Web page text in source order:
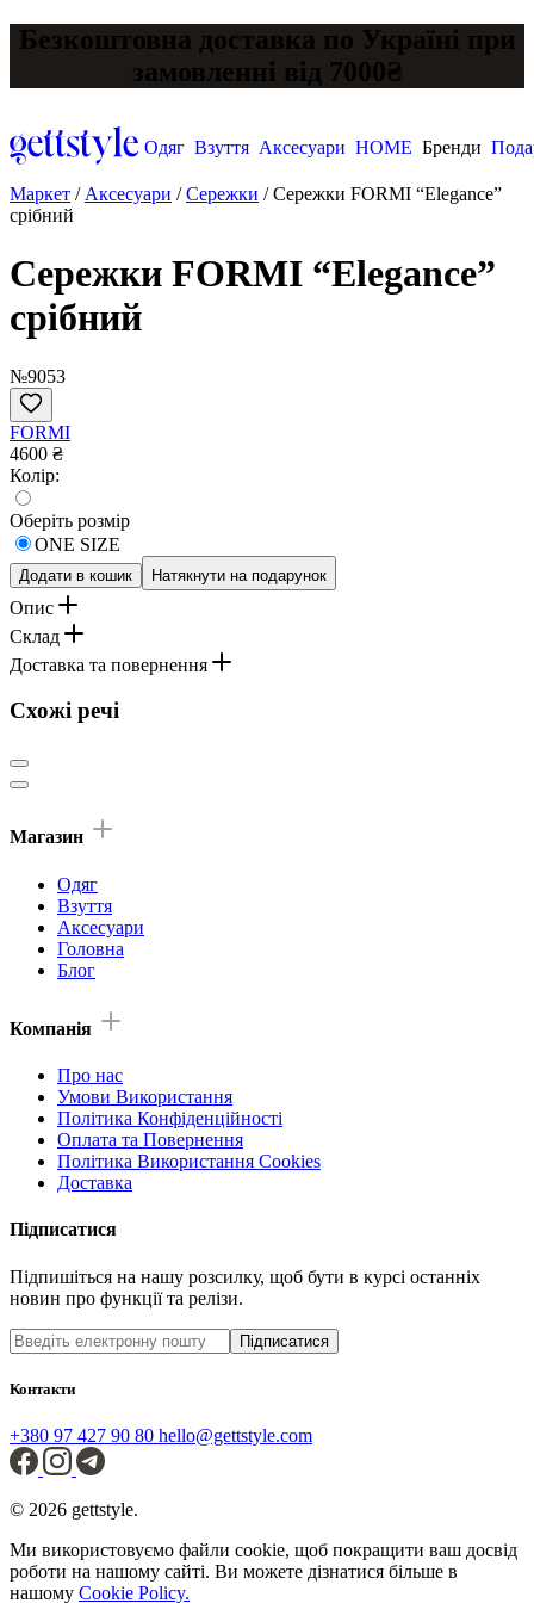
Безкоштовна доставка по Україні при
замовленні від 7000₴
Одяг Взуття Аксесуари HOME Бренди
Маркет / Аксесуари /Сережки /Сережки FORMI “Elegance”
срібний
Сережки FORMI “Elegance”
срібний
№9053
FORMI
4600 ₴
Колір:
Оберіть розмір
ONE SIZE
Додати в кошик Натякнути на подарунок
Опис
Склад
Доставка та повернення
Схожі речі
Магазин
Одяг
Взуття
Аксесуари
Головна
Блог
Компанія
Про нас
Умови Використання
Політика Конфіденційності
Оплата та Повернення
Політика Використання Cookies
Доставка
Підписатися
Підпишіться на нашу розсилку, щоб бути в курсі останніх
новин про функції та релізи.
Підписатися
Контакти
+380 97 427 90 80 hello@gettstyle.com
© 2026 gettstyle.
Ми використовуємо файли cookie, щоб покращити ваш досвід
роботи на нашому сайті. Ви можете дізнатися більше в
нашому Cookie Policy.